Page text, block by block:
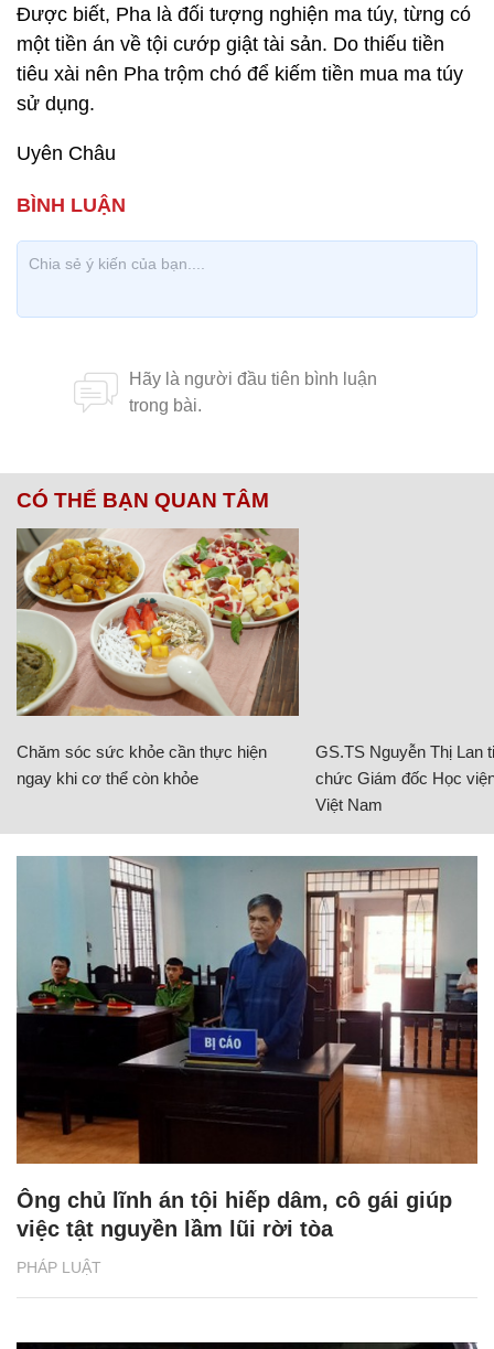
Được biết, Pha là đối tượng nghiện ma túy, từng có
một tiền án về tội cướp giật tài sản. Do thiếu tiền
tiêu xài nên Pha trộm chó để kiếm tiền mua ma túy
sử dụng.
Uyên Châu
CÓ THỂ BẠN QUAN TÂM
Chăm sóc sức khỏe cần thực hiện
ngay khi cơ thể còn khỏe
GS.TS Nguyễn Thị Lan
chức Giám đốc Học
Việt Nam
PHÁP LUẬT
Ông chủ lĩnh án tội hiếp dâm, cô gái giúp
việc tật nguyền lầm lũi rời tòa